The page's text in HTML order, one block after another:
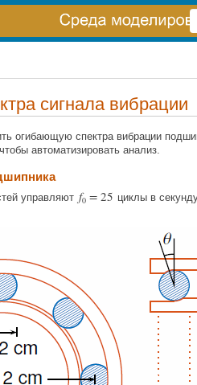
сигнала вибрации
огибающую спектра вибрации
автоматизировать анализ.
управляют f0 =25 циклы в